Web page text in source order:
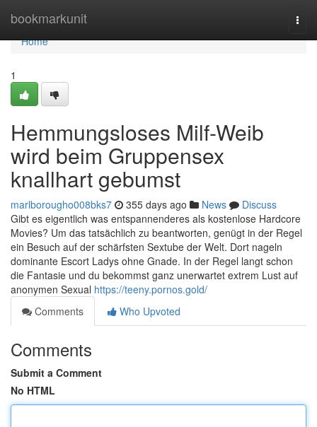
bookmarkunit
Home
Home
1
Hemmungsloses Milf-Weib
wird beim Gruppensex
knallhart gebumst
marlborougho008bks7 355 days ago News
Discuss
Gibt es eigentlich was entspannenderes als kostenlose Hardcore
Movies? Um das tatsächlich zu beantworten, genügt in der Regel
ein Besuch auf der schärfsten Sextube der Welt. Dort nageln
dominante Escort Ladys ohne Gnade. In der Regel langt schon
die Fantasie und du bekommst ganz unerwartet extrem Lust auf
anonymen Sexual https://teeny.pornos.gold/
Comments
Who Upvoted
Comments
Submit a Comment
No HTML